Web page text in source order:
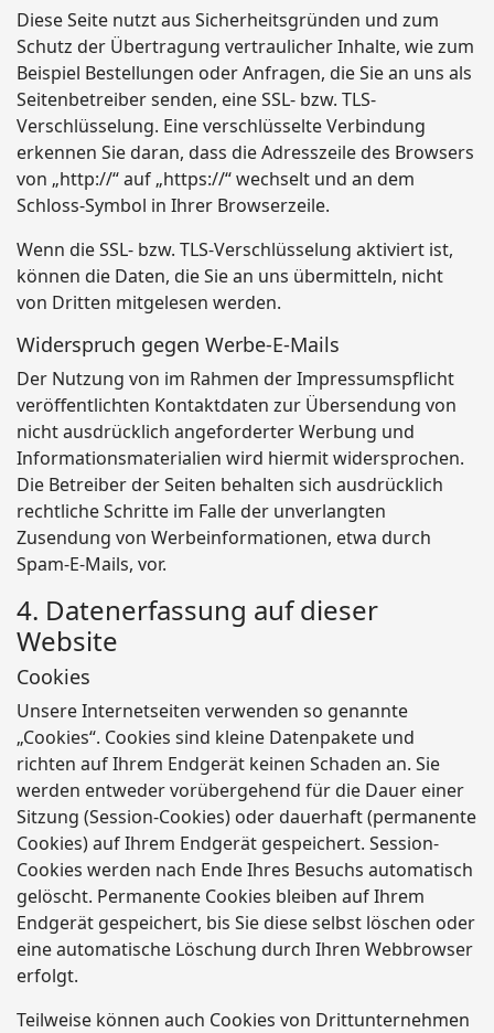
Diese Seite nutzt aus Sicherheitsgründen und zum
Schutz der Übertragung vertraulicher Inhalte, wie zum
Beispiel Bestellungen oder Anfragen, die Sie an uns als
Seitenbetreiber senden, eine SSL- bzw. TLS-
Verschlüsselung. Eine verschlüsselte Verbindung
erkennen Sie daran, dass die Adresszeile des Browsers
von „http://“ auf „https://“ wechselt und an dem
Schloss-Symbol in Ihrer Browserzeile.
Wenn die SSL- bzw. TLS-Verschlüsselung aktiviert ist,
können die Daten, die Sie an uns übermitteln, nicht
von Dritten mitgelesen werden.
Widerspruch gegen Werbe-E-Mails
Der Nutzung von im Rahmen der Impressumspflicht
veröffentlichten Kontaktdaten zur Übersendung von
nicht ausdrücklich angeforderter Werbung und
Informationsmaterialien wird hiermit widersprochen.
Die Betreiber der Seiten behalten sich ausdrücklich
rechtliche Schritte im Falle der unverlangten
Zusendung von Werbeinformationen, etwa durch
Spam-E-Mails, vor.
4. Datenerfassung auf dieser
Website
Cookies
Unsere Internetseiten verwenden so genannte
„Cookies“. Cookies sind kleine Datenpakete und
richten auf Ihrem Endgerät keinen Schaden an. Sie
werden entweder vorübergehend für die Dauer einer
Sitzung (Session-Cookies) oder dauerhaft (permanente
Cookies) auf Ihrem Endgerät gespeichert. Session-
Cookies werden nach Ende Ihres Besuchs automatisch
gelöscht. Permanente Cookies bleiben auf Ihrem
Endgerät gespeichert, bis Sie diese selbst löschen oder
eine automatische Löschung durch Ihren Webbrowser
erfolgt.
Teilweise können auch Cookies von Drittunternehmen